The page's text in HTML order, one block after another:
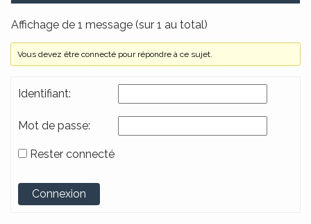
Affichage de 1 message (sur 1 au total)
Vous devez être connecté pour répondre à ce sujet.
Identifiant:
Mot de passe:
Rester connecté
Alternative:
Connexion